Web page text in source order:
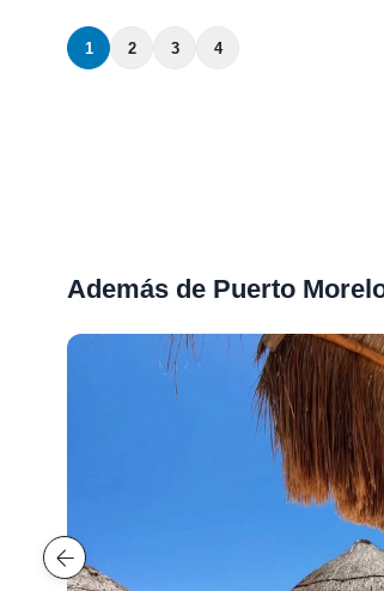
1 2 3 4
Además de Puerto